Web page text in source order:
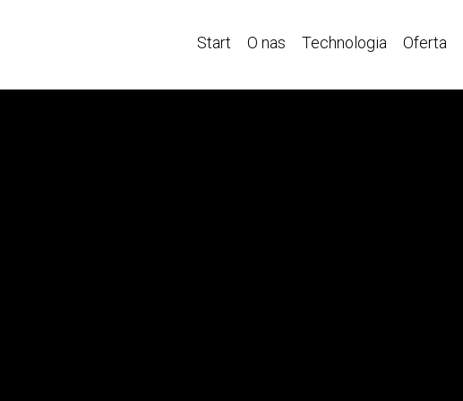
Start O nas Technologia Oferta